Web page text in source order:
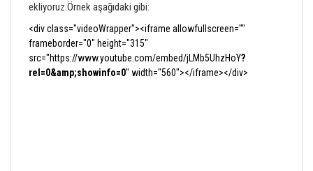
ekliyoruz.Örnek aşağıdaki gibi:
<div class="videoWrapper"><iframe allowfullscreen=""
frameborder="0" height="315"
src="https://www.youtube.com/embed/jLMb5UhzHoY?
rel=0&amp;showinfo=0" width="560"></iframe></div>